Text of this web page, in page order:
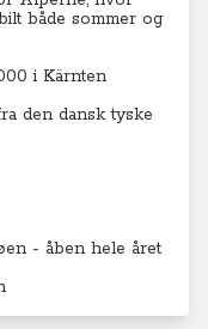
både sommer og
i Kärnten
den dansk tyske
- åben hele året